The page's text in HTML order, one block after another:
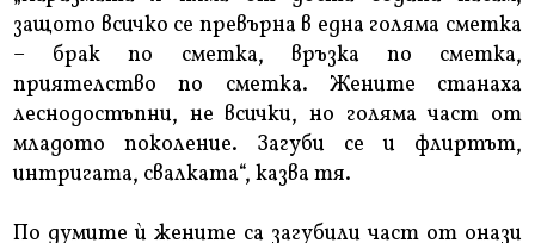
защото всичко се превърна в една голяма сметка
– брак по сметка, връзка по сметка,
приятелство по сметка. Жените станаха
леснодостъпни, не всички, но голяма част от
младото поколение. Загуби се и флиртът,
интригата, свалката“, казва тя.
По думите ѝ жените са загубили част от онази